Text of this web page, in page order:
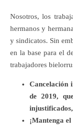
Nosotros, los
hermanos y
y sindicatos. Sin
en la base para el
trabajadores
Cancelación
de 2019,
¡Mantenga